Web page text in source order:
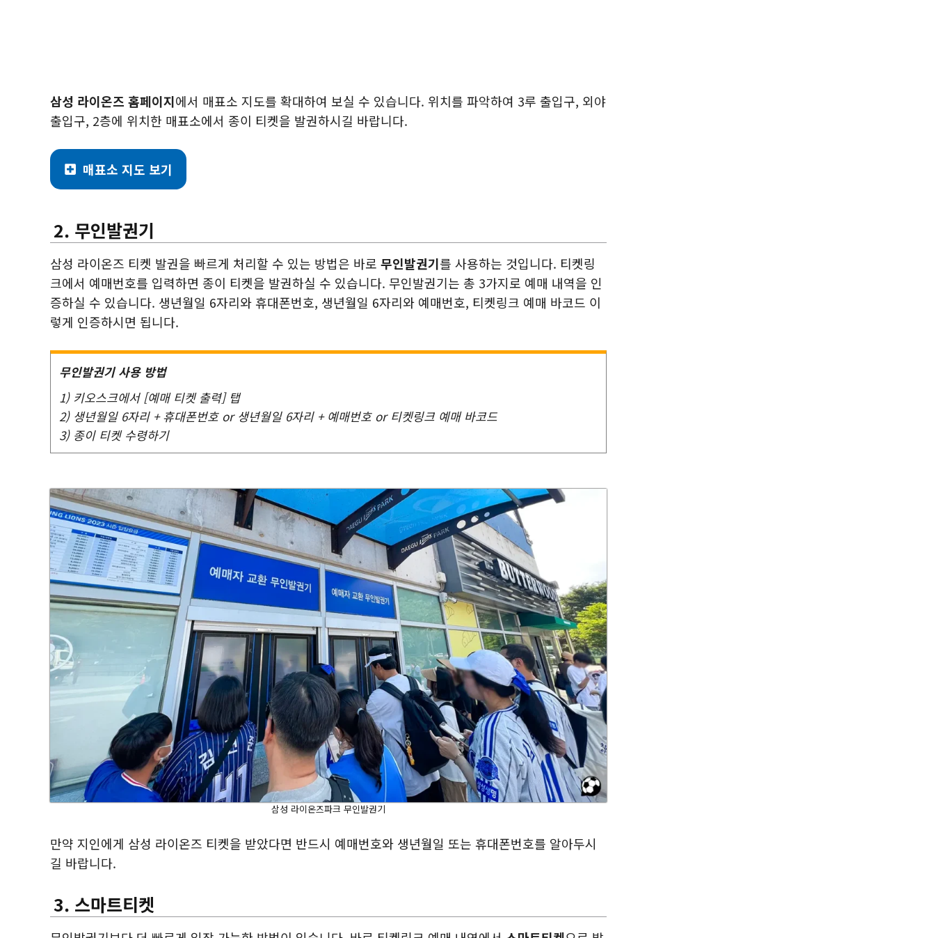
삼성 라이온즈 홈페이지에서 매표소 지도를 확대하여 보실 수 있습니다. 위치를 파악하여 3루 출입구, 외야
출입구, 2층에 위치한 매표소에서 종이 티켓을 발권하시길 바랍니다.
매표소 지도 보기
2. 무인발권기
삼성 라이온즈 티켓 발권을 빠르게 처리할 수 있는 방법은 바로 무인발권기를 사용하는 것입니다. 티켓링
크에서 예매번호를 입력하면 종이 티켓을 발권하실 수 있습니다. 무인발권기는 총 3가지로 예매 내역을 인
증하실 수 있습니다. 생년월일 6자리와 휴대폰번호, 생년월일 6자리와 예매번호, 티켓링크 예매 바코드 이
렇게 인증하시면 됩니다.
무인발권기 사용 방법
1) 키오스크에서 [예매 티켓 출력] 탭
2) 생년월일 6자리 + 휴대폰번호 or 생년월일 6자리 + 예매번호 or 티켓링크 예매 바코드
3) 종이 티켓 수령하기
삼성 라이온즈파크 무인발권기
만약 지인에게 삼성 라이온즈 티켓을 받았다면 반드시 예매번호와 생년월일 또는 휴대폰번호를 알아두시
길 바랍니다.
3. 스마트티켓